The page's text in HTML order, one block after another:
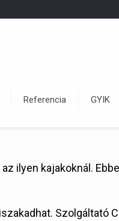
Referencia GYIK
ilyen kajakoknál.